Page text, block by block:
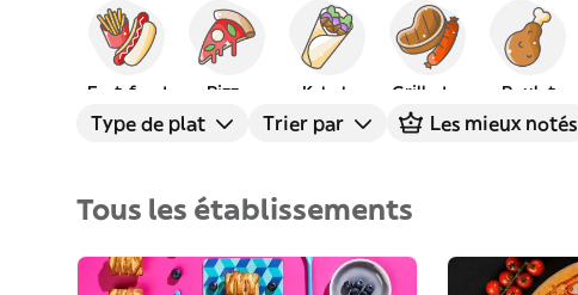
Fast-food Pizza Kebab Grillades Poulet
Type de plat Trier par Les mieux notés
Tous les établissements